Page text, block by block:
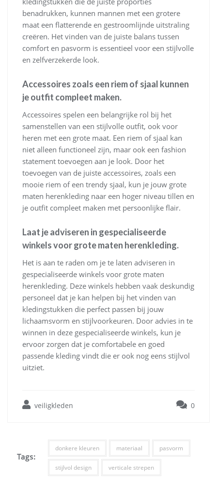
benadrukken, kunnen mannen met een grotere
maat een flatterende en gestroomlijnde uitstraling
creëren. Het vinden van de juiste balans tussen
comfort en pasvorm is essentieel voor een stijlvolle
en zelfverzekerde look.
Accessoires zoals een riem of sjaal kunnen
je outfit compleet maken.
Accessoires spelen een belangrijke rol bij het
samenstellen van een stijlvolle outfit, ook voor
heren met een grote maat. Een riem of sjaal kan
niet alleen functioneel zijn, maar ook een fashion
statement toevoegen aan je look. Door het
toevoegen van de juiste accessoires, zoals een
mooie riem of een trendy sjaal, kun je jouw grote
maten herenkleding naar een hoger niveau tillen en
je outfit compleet maken met persoonlijke flair.
Laat je adviseren in gespecialiseerde
winkels voor grote maten herenkleding.
Het is aan te raden om je te laten adviseren in
gespecialiseerde winkels voor grote maten
herenkleding. Deze winkels hebben vaak deskundig
personeel dat je kan helpen bij het vinden van
kledingstukken die perfect passen bij jouw
lichaamsvorm en stijlvoorkeuren. Door advies in te
winnen in deze gespecialiseerde winkels, kun je
ervoor zorgen dat je comfortabele en goed
passende kleding vindt die er ook nog eens stijlvol
uitziet.
veiligkleden 0
Tags:
donkere kleuren materiaal pasvorm
stijlvol design verticale strepen